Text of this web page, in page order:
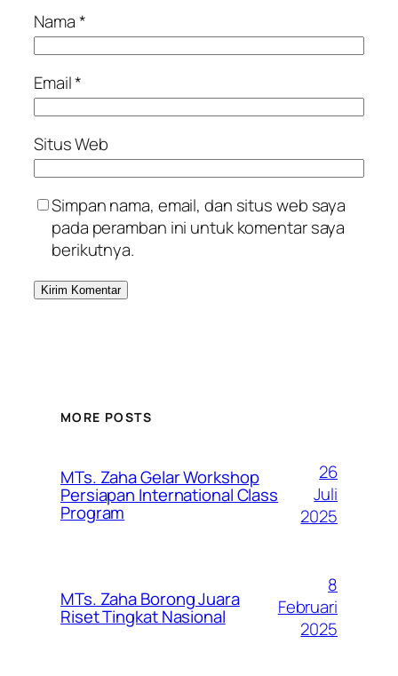
Nama*
Email*
Situs Web
Simpan nama, email, dan situs web saya
pada peramban ini untuk komentar saya
berikutnya.
MORE POSTS
MTs. Zaha Gelar Workshop
Persiapan International Class
Program
26
Juli
2025
MTs. Zaha Borong Juara
Riset Tingkat Nasional
8
Februari
2025